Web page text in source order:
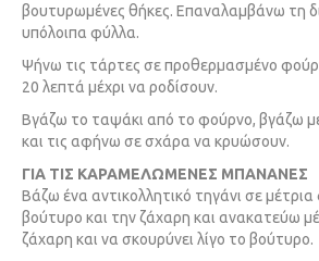
βουτυρωμένες θήκες. Επαναλαμβάνω τη
υπόλοιπα φύλλα.
Ψήνω τις τάρτες σε προθερμασμένο
20 λεπτά μέχρι να ροδίσουν.
Βγάζω το ταψάκι από το φούρνο, βγάζω
και τις αφήνω σε σχάρα να κρυώσουν.
ΓΙΑ ΤΙΣ ΚΑΡΑΜΕΛΩΜΕΝΕΣ ΜΠΑΝΑΝΕΣ
Βάζω ένα αντικολλητικό τηγάνι σε
βούτυρο και την ζάχαρη και ανακατεύω
ζάχαρη και να σκουρύνει λίγο το βούτυρο.